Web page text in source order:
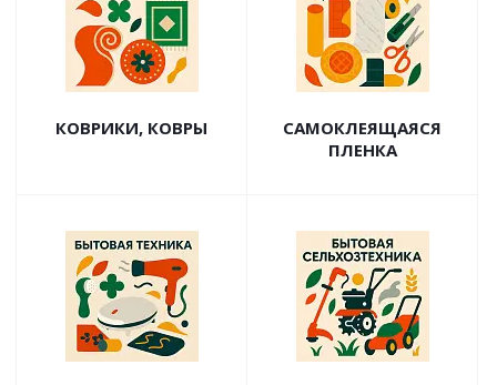
КОВРИКИ, КОВРЫ
САМОКЛЕЯЩАЯСЯ
ПЛЕНКА